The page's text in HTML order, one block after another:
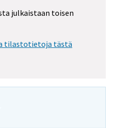
julkaistaan toisen
tilastotietoja tästä